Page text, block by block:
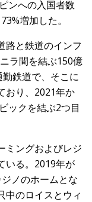
ンへの入国者数
増加した。
路と鉄道のインフ
ラ間を結ぶ150億
鉄道で、そこに
おり、2021年か
ックを結ぶ2つ目
ミングおよびレジ
いる。2019年が
ノのホームとな
中のロイスとウィ